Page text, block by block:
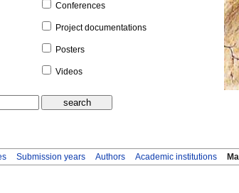
Conferences
Project documentations
Posters
Videos
Submission years Authors Academic institutions